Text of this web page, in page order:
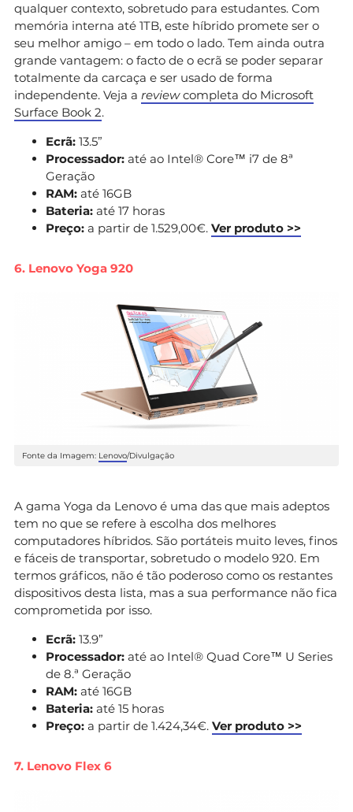
qualquer contexto, sobretudo para estudantes. Com
memória interna até 1TB, este híbrido promete ser o
seu melhor amigo – em todo o lado. Tem ainda outra
grande vantagem: o facto de o ecrã se poder separar
totalmente da carcaça e ser usado de forma
independente. Veja a reviewcompleta do Microsoft
Surface Book 2.
Ecrã: 13.5”
Processador: até ao Intel® Core™ i7 de 8ª
Geração
RAM: até 16GB
Bateria: até 17 horas
Preço: a partir de 1.529,00€. Ver produto >>
6. Lenovo Yoga 920
Fonte da Imagem: Lenovo/Divulgação
A gama Yoga da Lenovo é uma das que mais adeptos
tem no que se refere à escolha dos melhores
computadores híbridos. São portáteis muito leves, finos
e fáceis de transportar, sobretudo o modelo 920. Em
termos gráficos, não é tão poderoso como os restantes
dispositivos desta lista, mas a sua performance não fica
comprometida por isso.
Ecrã: 13.9”
Processador: até ao Intel® Quad Core™ U Series
de 8.ª Geração
RAM: até 16GB
Bateria: até 15 horas
Preço: a partir de 1.424,34€. Ver produto >>
7. Lenovo Flex 6